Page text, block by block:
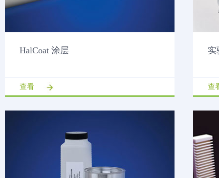
HalCoat 涂层
查看
实
查